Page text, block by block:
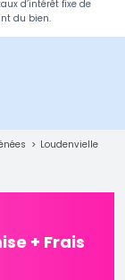
d’intérêt fixe de
du bien.
Loudenvielle
+ Frais